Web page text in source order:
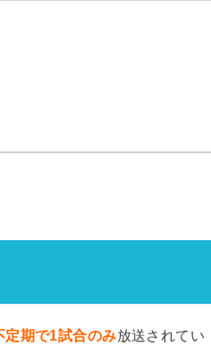
期で1試合のみ放送されてい